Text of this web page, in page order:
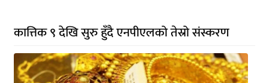
कात्तिक ९ देखि सुरु हुँदै एनपीएलको तेस्रो संस्करण